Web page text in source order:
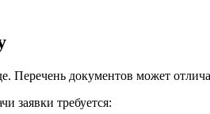
Перечень документов может
заявки требуется: